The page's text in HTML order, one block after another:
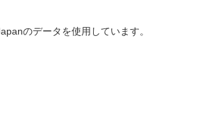
のデータを使用しています。